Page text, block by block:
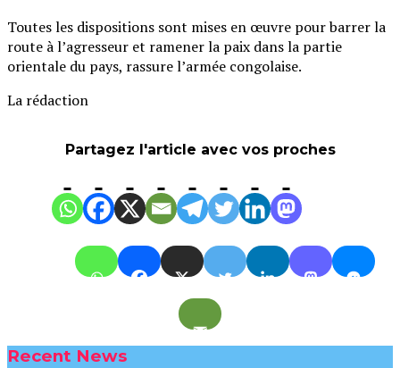
Toutes les dispositions sont mises en œuvre pour barrer la
route à l’agresseur et ramener la paix dans la partie
orientale du pays, rassure l’armée congolaise.
La rédaction
Partagez l'article avec vos proches
Recent News